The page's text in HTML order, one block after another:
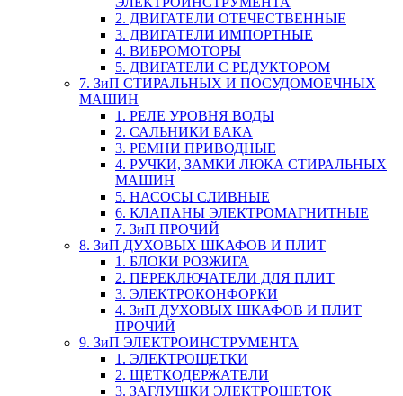
2. ДВИГАТЕЛИ ОТЕЧЕСТВЕННЫЕ
3. ДВИГАТЕЛИ ИМПОРТНЫЕ
4. ВИБРОМОТОРЫ
5. ДВИГАТЕЛИ С РЕДУКТОРОМ
7. ЗиП СТИРАЛЬНЫХ И ПОСУДОМОЕЧНЫХ
МАШИН
1. РЕЛЕ УРОВНЯ ВОДЫ
2. САЛЬНИКИ БАКА
3. РЕМНИ ПРИВОДНЫЕ
4. РУЧКИ, ЗАМКИ ЛЮКА СТИРАЛЬНЫХ
МАШИН
5. НАСОСЫ СЛИВНЫЕ
6. КЛАПАНЫ ЭЛЕКТРОМАГНИТНЫЕ
7. ЗиП ПРОЧИЙ
8. ЗиП ДУХОВЫХ ШКАФОВ И ПЛИТ
1. БЛОКИ РОЗЖИГА
2. ПЕРЕКЛЮЧАТЕЛИ ДЛЯ ПЛИТ
3. ЭЛЕКТРОКОНФОРКИ
4. ЗиП ДУХОВЫХ ШКАФОВ И ПЛИТ
ПРОЧИЙ
9. ЗиП ЭЛЕКТРОИНСТРУМЕНТА
1. ЭЛЕКТРОЩЕТКИ
2. ЩЕТКОДЕРЖАТЕЛИ
3. ЗАГЛУШКИ ЭЛЕКТРОЩЕТОК